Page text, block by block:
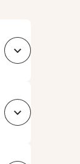
Sluit 7380b0b9-
Sluit 47b5601c-